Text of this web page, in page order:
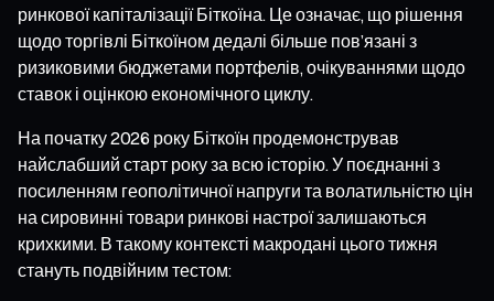
ринкової капіталізації Біткоїна. Це означає, що рішення
щодо торгівлі Біткоїном дедалі більше пов’язані з
ризиковими бюджетами портфелів, очікуваннями щодо
ставок і оцінкою економічного циклу.
На початку 2026 року Біткоїн продемонстрував
найслабший старт року за всю історію. У поєднанні з
посиленням геополітичної напруги та волатильністю цін
на сировинні товари ринкові настрої залишаються
крихкими. В такому контексті макродані цього тижня
стануть подвійним тестом: